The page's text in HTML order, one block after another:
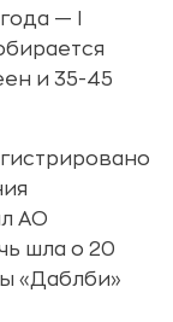
— I
и 35-45
АО
шла о 20
«Даблби»